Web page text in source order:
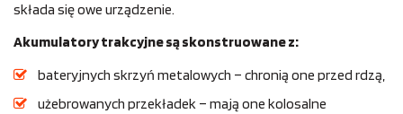
składa się owe urządzenie.
Akumulatory trakcyjne są skonstruowane z:
bateryjnych skrzyń metalowych – chronią one przed rdzą,
użebrowanych przekładek – mają one kolosalne